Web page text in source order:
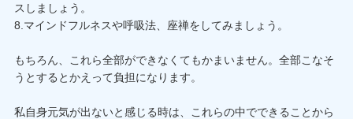
スしましょう。
8.マインドフルネスや呼吸法、座禅をしてみましょう。
もちろん、これら全部ができなくてもかまいません。全部こなそ
うとするとかえって負担になります。
私自身元気が出ないと感じる時は、これらの中でできることから